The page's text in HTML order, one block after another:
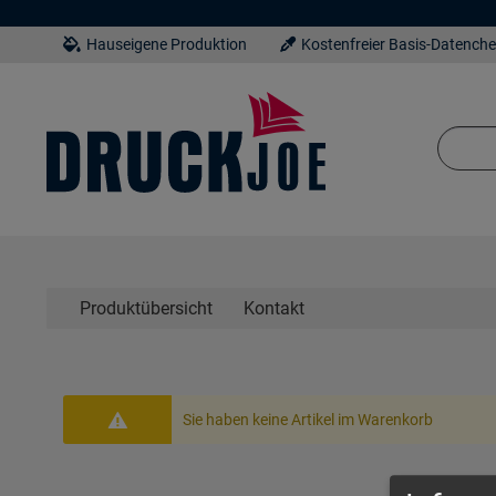
Hauseigene Produktion Kostenfreier Basis-
Produktübersicht Kontakt
Sie haben keine Artikel im Warenkorb